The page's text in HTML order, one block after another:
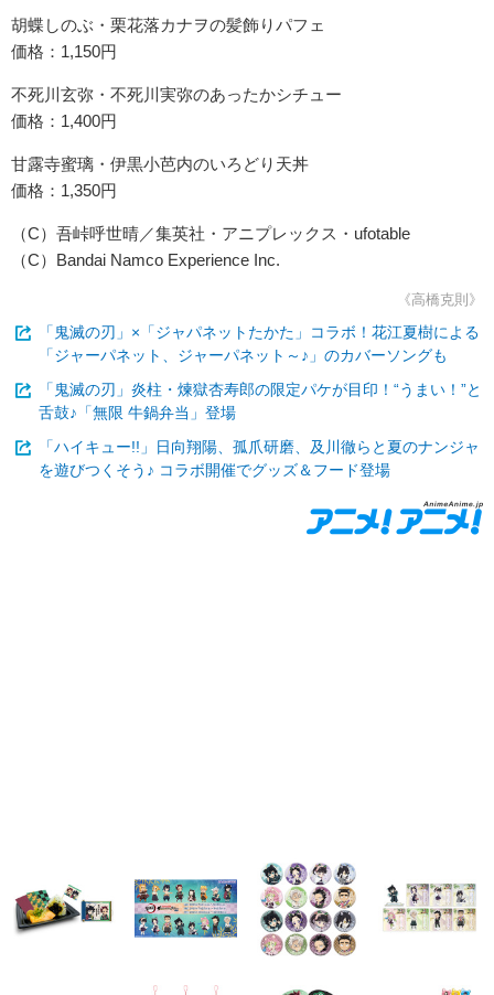
胡蝶しのぶ・栗花落カナヲの髪飾りパフェ
価格：1,150円
不死川玄弥・不死川実弥のあったかシチュー
価格：1,400円
甘露寺蜜璃・伊黒小芭内のいろどり天丼
価格：1,350円
（C）吾峠呼世晴／集英社・アニプレックス・ufotable
（C）Bandai Namco Experience Inc.
《高橋克則》
「鬼滅の刃」×「ジャパネットたかた」コラボ！花江夏樹による
「ジャーパネット、ジャーパネット～♪」のカバーソングも
「鬼滅の刃」炎柱・煉獄杏寿郎の限定パケが目印！“うまい！”と
舌鼓♪「無限 牛鍋弁当」登場
「ハイキュー!!」日向翔陽、孤爪研磨、及川徹らと夏のナンジャ
を遊びつくそう♪ コラボ開催でグッズ＆フード登場